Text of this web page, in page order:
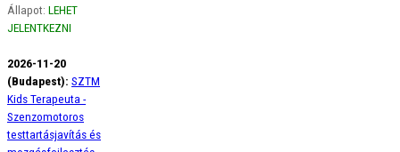
Állapot: LEHET
JELENTKEZNI
2026-11-20
(Budapest): SZTM
Kids Terapeuta -
Szenzomotoros
testtartásjavítás és